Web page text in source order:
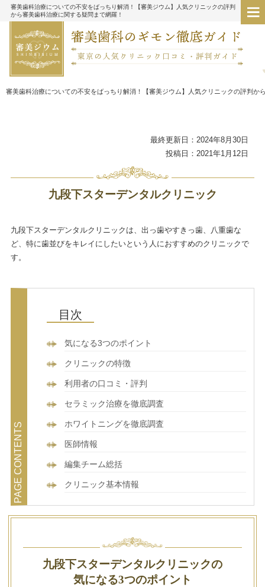
審美歯科治療についての不安をばっちり解消！【審美ジウム】人気クリニックの評判
から審美歯科治療に関する疑問まで網羅！
審美歯科治療についての不安をばっちり解消！【審美ジウム】人気クリニックの評判か
最終更新日：2024年8月30日
投稿日：2021年1月12日
九段下スターデンタルクリニック
九段下スターデンタルクリニックは、出っ歯やすきっ歯、八重歯な
ど、特に歯並びをキレイにしたいという人におすすめのクリニックで
す。
気になる3つのポイント
クリニックの特徴
利用者の口コミ・評判
セラミック治療を徹底調査
ホワイトニングを徹底調査
医師情報
編集チーム総括
クリニック基本情報
九段下スターデンタルクリニックの
気になる3つのポイント